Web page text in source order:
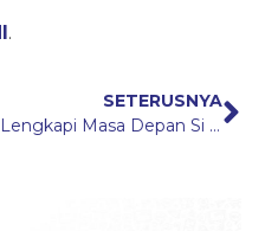
.
SETERUSNYA
Lengkapi Masa Depan Si Kecil Dengan Simpanan Pendidikan Simpan SSPN